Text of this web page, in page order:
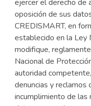
ejercer el derecho de
oposición de sus
CREDISMART, en
establecido en la Ley
modifique,
Nacional de
autoridad
denuncias y reclamos
incumplimiento de las